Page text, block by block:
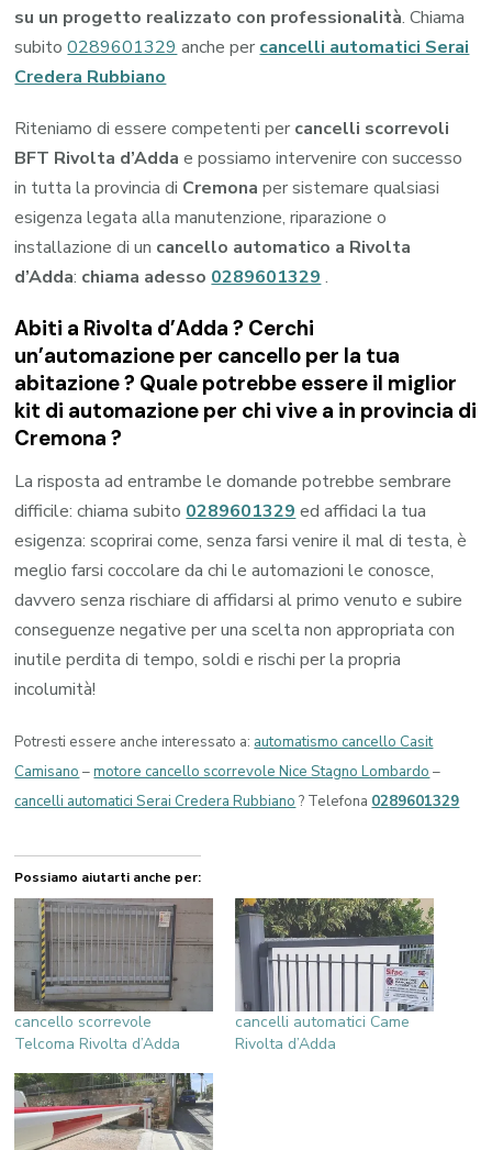
su un progetto realizzato con professionalità. Chiama
subito0289601329 anche per cancelli automatici Serai
Credera Rubbiano
Riteniamo di essere competenti per cancelli scorrevoli
BFT Rivolta d’Adda e possiamo intervenire con successo
in tutta la provincia di Cremona per sistemare qualsiasi
esigenza legata alla manutenzione, riparazione o
installazione di un cancello automatico a Rivolta
d’Adda: chiama adesso 0289601329 .
Abiti a Rivolta d’Adda ? Cerchi
un’automazione per cancello per la tua
abitazione ? Quale potrebbe essere il miglior
kit di automazione per chi vive a in provincia di
Cremona ?
La risposta ad entrambe le domande potrebbe sembrare
difficile: chiama subito 0289601329 ed affidaci la tua
esigenza: scoprirai come, senza farsi venire il mal di testa, è
meglio farsi coccolare da chi le automazioni le conosce,
davvero senza rischiare di affidarsi al primo venuto e subire
conseguenze negative per una scelta non appropriata con
inutile perdita di tempo, soldi e rischi per la propria
incolumità!
Potresti essere anche interessato a: automatismo cancello Casit
Camisano –motore cancello scorrevole Nice Stagno Lombardo –
cancelli automatici Serai Credera Rubbiano ? Telefona 0289601329
Possiamo aiutarti anche per:
cancello scorrevole
Telcoma Rivolta d’Adda
cancelli automatici Came
Rivolta d’Adda